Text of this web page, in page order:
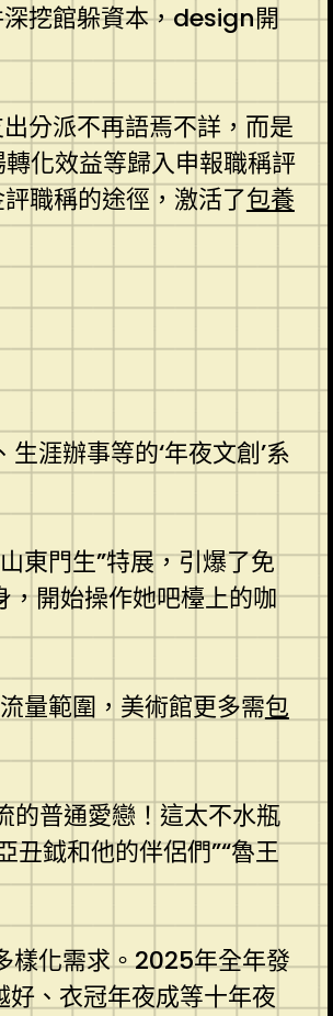
深挖館躲資本，design開
分派不再語焉不詳，而是
化效益等歸入申報職稱評
職稱的途徑，激活了包養
涯辦事等的‘年夜文創’系
東門生”特展，引爆了免
開始操作她吧檯上的咖
量範圍，美術館更多需包
的普通愛戀！這太不水瓶
丑鉞和他的伴侶們”“魯王
樣化需求。2025年全年發
好、衣冠年夜成等十年夜